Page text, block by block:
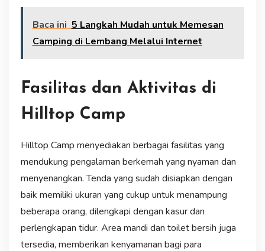
Baca ini 5 Langkah Mudah untuk Memesan
Camping di Lembang Melalui Internet
Fasilitas dan Aktivitas di
Hilltop Camp
Hilltop Camp menyediakan berbagai fasilitas yang
mendukung pengalaman berkemah yang nyaman dan
menyenangkan. Tenda yang sudah disiapkan dengan
baik memiliki ukuran yang cukup untuk menampung
beberapa orang, dilengkapi dengan kasur dan
perlengkapan tidur. Area mandi dan toilet bersih juga
tersedia, memberikan kenyamanan bagi para